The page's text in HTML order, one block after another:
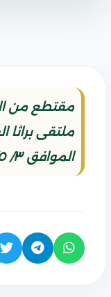
مقتطع من
الموافق ٣/ ٥/ ٢٠٢٤